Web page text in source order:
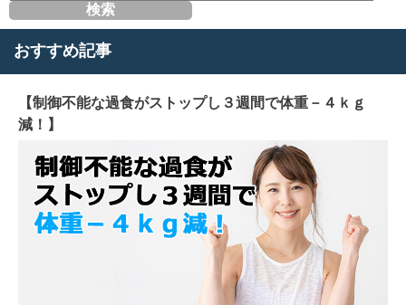
イ
ト
検
索
おすすめ記事
【制御不能な過食がストップし３週間で体重－４ｋｇ
減！】